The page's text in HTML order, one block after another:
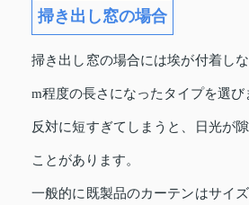
掃き出し窓の場合
掃き出し窓の場合には埃が付着し
m程度の長さになったタイプを選び
反対に短すぎてしまうと、日光が
ことがあります。
一般的に既製品のカーテンはサイ